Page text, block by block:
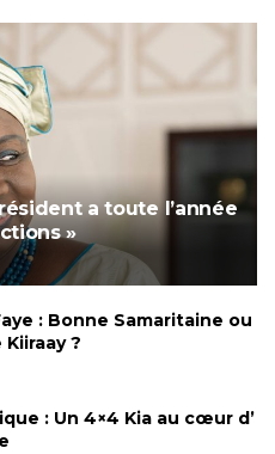
a toute l’année
»
: Bonne Samaritaine ou
?
: Un 4×4 Kia au cœur d’